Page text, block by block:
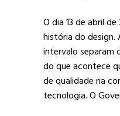
O dia 13 de abril
história do design.
intervalo separam
do que acontece
de qualidade na
tecnologia. O